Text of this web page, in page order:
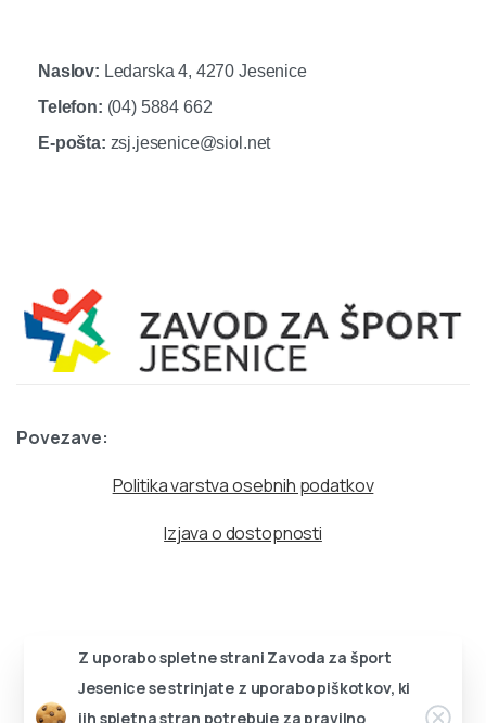
Naslov: Ledarska 4, 4270 Jesenice
Telefon: (04) 5884 662
E-pošta: zsj.jesenice@siol.net
Povezave:
Politika varstva osebnih podatkov
Izjava o dostopnosti
Z uporabo spletne strani Zavoda za šport
Jesenice se strinjate z uporabo piškotkov, ki
jih spletna stran potrebuje za pravilno
Zapri